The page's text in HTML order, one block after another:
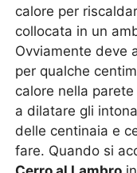
calore per
collocata in un
Ovviamente deve
per qualche
calore nella
a dilatare gli
delle centinaia e
fare. Quando si